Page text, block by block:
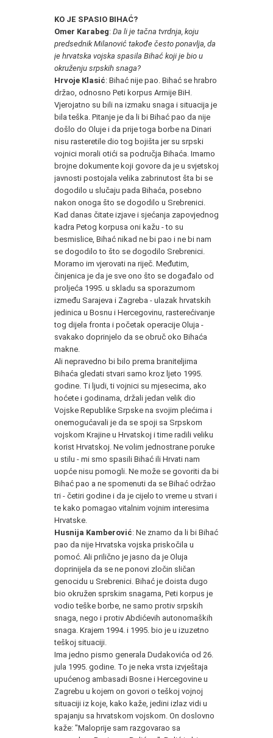
KO JE SPASIO BIHAĆ?
Omer Karabeg: Da li je tačna tvrdnja, koju
predsednik Milanović takođe često ponavlja, da
je hrvatska vojska spasila Bihać koji je bio u
okruženju srpskih snaga?
Hrvoje Klasić: Bihać nije pao. Bihać se hrabro
držao, odnosno Peti korpus Armije BiH.
Vjerojatno su bili na izmaku snaga i situacija je
bila teška. Pitanje je da li bi Bihać pao da nije
došlo do Oluje i da prije toga borbe na Dinari
nisu rasteretile dio tog bojišta jer su srpski
vojnici morali otići sa područja Bihaća. Imamo
brojne dokumente koji govore da je u svjetskoj
javnosti postojala velika zabrinutost šta bi se
dogodilo u slučaju pada Bihaća, posebno
nakon onoga što se dogodilo u Srebrenici.
Kad danas čitate izjave i sjećanja zapovjednog
kadra Petog korpusa oni kažu - to su
besmislice, Bihać nikad ne bi pao i ne bi nam
se dogodilo to što se dogodilo Srebrenici.
Moramo im vjerovati na riječ. Međutim,
činjenica je da je sve ono što se događalo od
proljeća 1995. u skladu sa sporazumom
između Sarajeva i Zagreba - ulazak hrvatskih
jedinica u Bosnu i Hercegovinu, rasterećivanje
tog dijela fronta i početak operacije Oluja -
svakako doprinjelo da se obruč oko Bihaća
makne.
Ali nepravedno bi bilo prema braniteljima
Bihaća gledati stvari samo kroz ljeto 1995.
godine. Ti ljudi, ti vojnici su mjesecima, ako
hoćete i godinama, držali jedan velik dio
Vojske Republike Srpske na svojim plećima i
onemogućavali je da se spoji sa Srpskom
vojskom Krajine u Hrvatskoj i time radili veliku
korist Hrvatskoj. Ne volim jednostrane poruke
u stilu - mi smo spasili Bihać ili Hrvati nam
uopće nisu pomogli. Ne može se govoriti da bi
Bihać pao a ne spomenuti da se Bihać održao
tri - četiri godine i da je cijelo to vreme u stvari i
te kako pomagao vitalnim vojnim interesima
Hrvatske.
Husnija Kamberović: Ne znamo da li bi Bihać
pao da nije Hrvatska vojska priskočila u
pomoć. Ali prilično je jasno da je Oluja
doprinijela da se ne ponovi zločin sličan
genocidu u Srebrenici. Bihać je doista dugo
bio okružen sprskim snagama, Peti korpus je
vodio teške borbe, ne samo protiv srpskih
snaga, nego i protiv Abdićevih autonomaških
snaga. Krajem 1994. i 1995. bio je u izuzetno
teškoj situaciji.
Ima jedno pismo generala Dudakovića od 26.
jula 1995. godine. To je neka vrsta izvještaja
upućenog ambasadi Bosne i Hercegovine u
Zagrebu u kojem on govori o teškoj vojnoj
situaciji iz koje, kako kaže, jedini izlaz vidi u
spajanju sa hrvatskom vojskom. On doslovno
kaže: "Maloprije sam razgovarao sa